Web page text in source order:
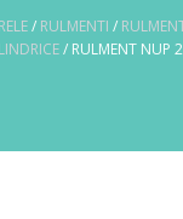
/ RULMENTI /
/ RULMENT NUP